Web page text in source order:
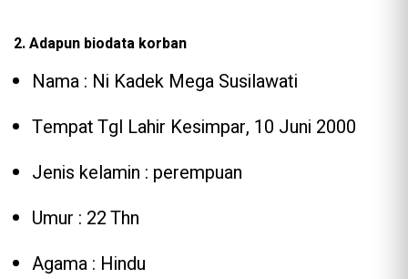
2. Adapun biodata korban
Nama : Ni Kadek Mega Susilawati
Tempat Tgl Lahir Kesimpar, 10 Juni 2000
Jenis kelamin : perempuan
Umur : 22 Thn
Agama : Hindu